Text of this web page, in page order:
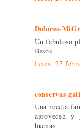
Dolores-
Un fabuloso
Besos
lunes, 27
conservas
Una receta
aproveceh y
buenas